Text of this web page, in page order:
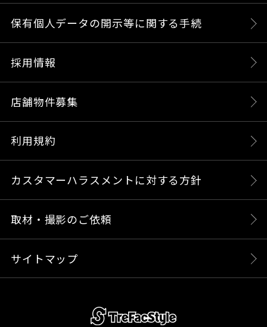
保有個人データの開示等に関する手続
採用情報
店舗物件募集
利用規約
カスタマーハラスメントに対する方針
取材・撮影のご依頼
サイトマップ